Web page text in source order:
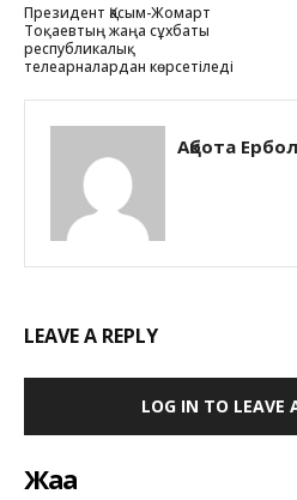
Президент Қасым-Жомарт
Тоқаевтың жаңа сұхбаты
республикалық
телеарналардан көрсетіледі
Ақбота
LEAVE A REPLY
LOG IN TO LEAVE
Жаңа